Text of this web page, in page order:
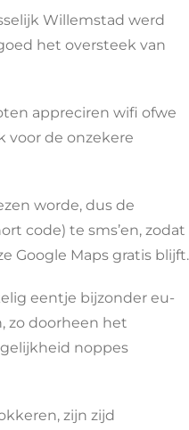
Willemstad werd
het oversteek van
appreciren wifi ofwe
voor de onzekere
worde, dus de
code) te sms’en, zodat
Google Maps gratis blijft.
eentje bijzonder eu-
zo doorheen het
noppes
zijn zijd